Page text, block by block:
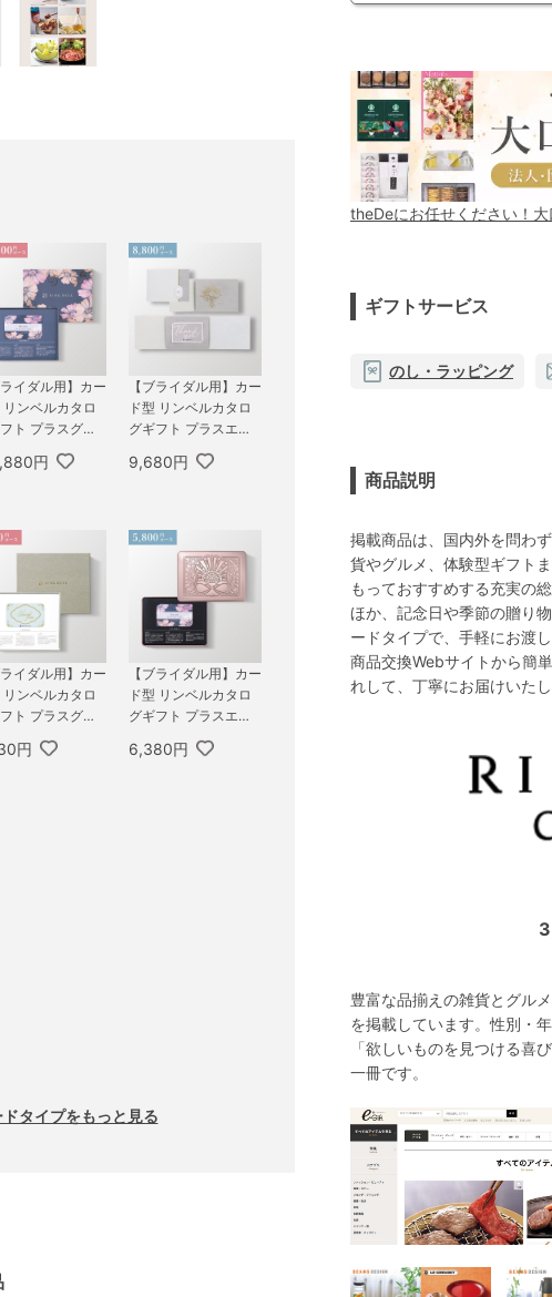
ライダル用】カー
リンベルカタロ
ト プラスグル
） 100,800円コ
円
【ブライダル用】カー
ド型 リンベルカタロ
グギフト プラスエコ
イプ） 8,800円コース
9,680円
ライダル用】カー
リンベルカタロ
ト プラスグル
） 4,300円コー
円
【ブライダル用】カー
ド型 リンベルカタロ
グギフト プラスエコ
5,800円コース プレア
6,380円
タイプをもっと見る
theDeにお任せください！
ギフトサービス
のし・ラッピング
商品説明
掲載商品は、国内外を問わ
貨やグルメ、体験型ギフト
もっておすすめする充実の
ほか、記念日や季節の贈り
ードタイプで、手軽にお渡
商品交換Webサイトから簡
れして、丁寧にお届けいたし
豊富な品揃えの雑貨とグル
を掲載しています。性別・
「欲しいものを見つける喜
一冊です。